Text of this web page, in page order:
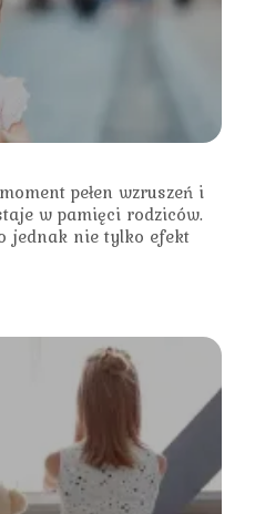
pełen wzruszeń i
w pamięci rodziców.
jednak nie tylko efekt